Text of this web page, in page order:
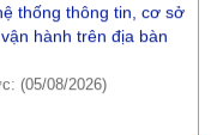
(05/08/2026)
chế tổ chức và hoạt
Lầu)